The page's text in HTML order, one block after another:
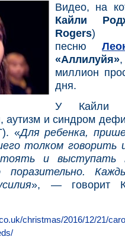
Видео, на
Кайли
Rogers)
песню
«Аллилуйя»
миллион
дня.
У Кайли
аутизм и синдром
«Для ребенка,
толком говорить
и выступать
», — говорит
christmas/2016/12/21/